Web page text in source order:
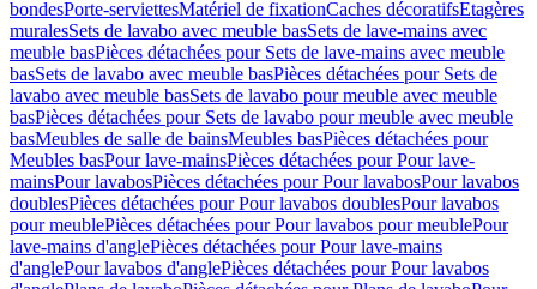
bondesPorte-serviettesMatériel de fixationCaches décoratifsEtagères
muralesSets de lavabo avec meuble basSets de lave-mains avec
meuble basPièces détachées pour Sets de lave-mains avec meuble
basSets de lavabo avec meuble basPièces détachées pour Sets de
lavabo avec meuble basSets de lavabo pour meuble avec meuble
basPièces détachées pour Sets de lavabo pour meuble avec meuble
basMeubles de salle de bainsMeubles basPièces détachées pour
Meubles basPour lave-mainsPièces détachées pour Pour lave-
mainsPour lavabosPièces détachées pour Pour lavabosPour lavabos
doublesPièces détachées pour Pour lavabos doublesPour lavabos
pour meublePièces détachées pour Pour lavabos pour meublePour
lave-mains d'anglePièces détachées pour Pour lave-mains
d'anglePour lavabos d'anglePièces détachées pour Pour lavabos